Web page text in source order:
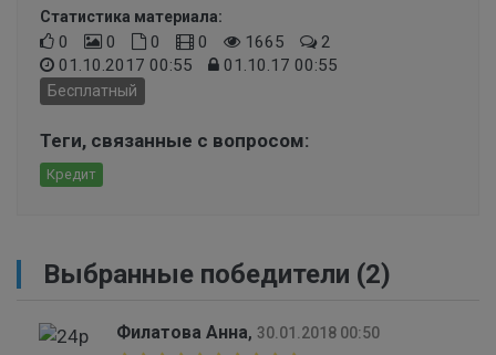
Статистика материала:
0 0 0 0 1665
2
01.10.2017 00:55
01.10.17 00:55
Бесплатный
Теги, связанные с вопросом:
Кредит
Выбранные победители (2)
Филатова Анна, 30.01.2018 00:50